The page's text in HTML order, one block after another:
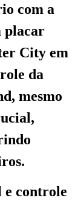
com a
placar
City em
da
mesmo
e controle